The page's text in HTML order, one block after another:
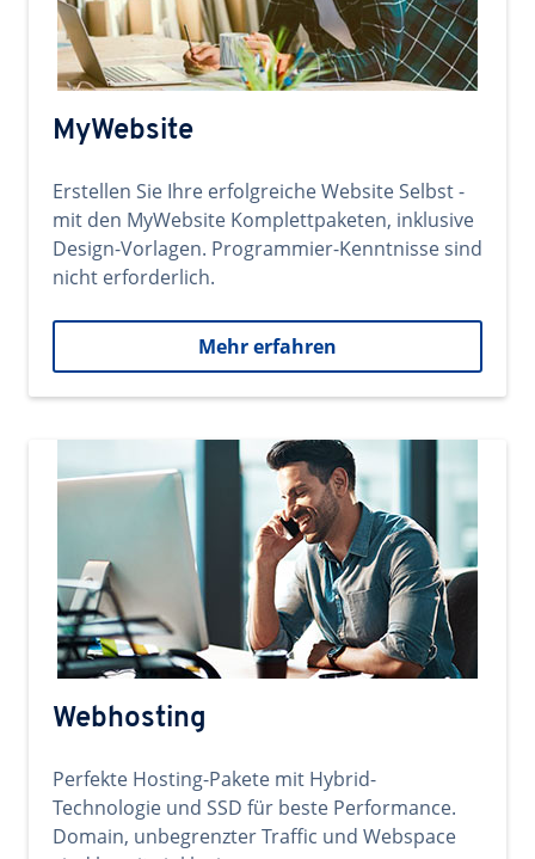
MyWebsite
Erstellen Sie Ihre erfolgreiche Website Selbst -
mit den MyWebsite Komplettpaketen, inklusive
Design-Vorlagen. Programmier-Kenntnisse sind
nicht erforderlich.
Mehr erfahren
Webhosting
Perfekte Hosting-Pakete mit Hybrid-
Technologie und SSD für beste Performance.
Domain, unbegrenzter Traffic und Webspace